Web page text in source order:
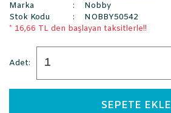
Marka
Nobby
Stok Kodu
NOBBY50542
* 16,66 TL den başlayan taksitlerle!!
Adet:
SEPETE EKLE